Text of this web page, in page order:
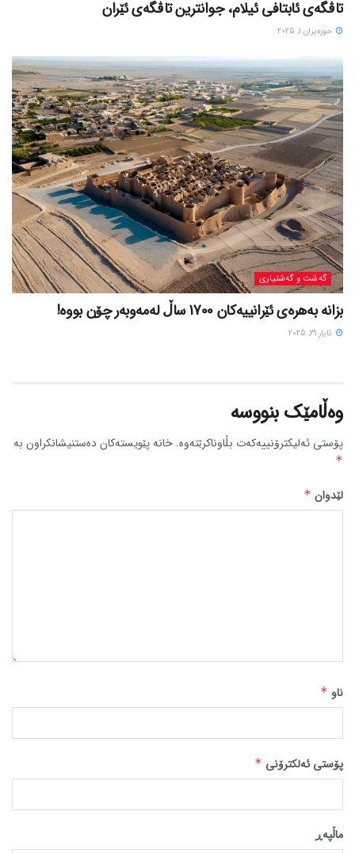
تاڤگەی ئابتافی ئیلام، جوانترین تاڤگەی ئێران
حوزه‌یران 1, 2025
گه‌شت و گه‌شتیاری
بزانه بەهرەی ئێرانییەکان 1700 ساڵ لەمەوبەر چۆن بووه!
ئایار 31, 2025
وەڵامێک بنووسە
پۆستی ئەلیکترۆنییەکەت بڵاوناکرێتەوە. خانە پێویستەکان دەستنیشانکراون بە
*
لێدوان *
ناو *
پۆستی ئەلکترۆنی *
ماڵپه‌ڕ